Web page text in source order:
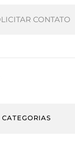
CATEGORIAS